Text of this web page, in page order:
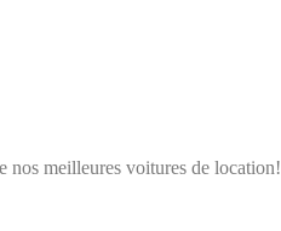
nos meilleures voitures de location!